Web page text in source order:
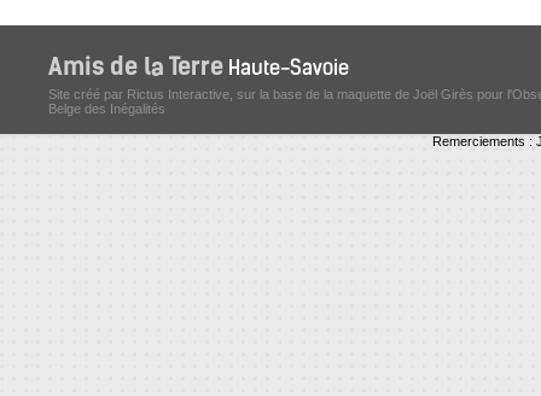
Site créé par Rictus Interactive, sur la base de la maquette de Joël Girès pour
Belge des Inégalités
Remerciements :